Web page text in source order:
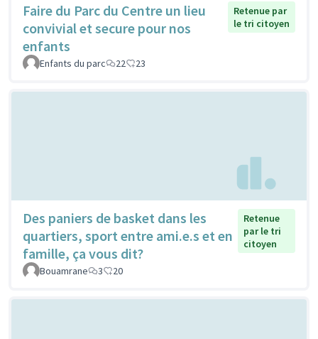
Faire du Parc du Centre un lieu
convivial et secure pour nos
enfants
Retenue par
le tri citoyen
Enfants du parc 22 23
Des paniers de basket dans les
quartiers, sport entre ami.e.s et en
famille, ça vous dit?
Retenue
par le tri
citoyen
Bouamrane 3 20